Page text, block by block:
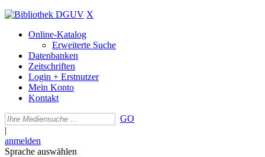
X
Online-Katalog
Erweiterte Suche
Datenbanken
Zeitschriften
Login + Erstnutzer
Mein Konto
Kontakt
GO
|
anmelden
Sprache auswählen